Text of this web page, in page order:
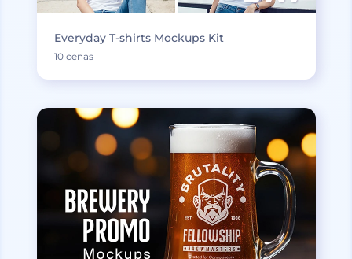
Everyday T-shirts Mockups Kit
10 cenas